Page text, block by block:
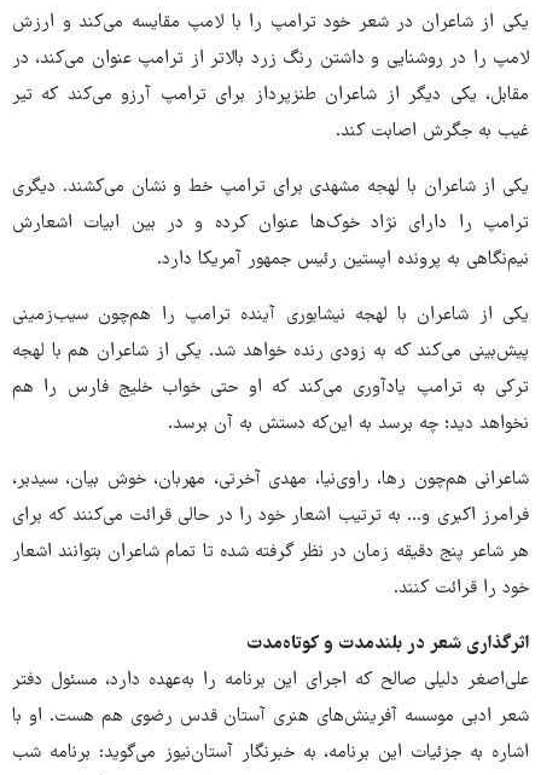
یکی از شاعران در شعر خود ترامپ را با لامپ مقایسه می‌کند و ارزش
لامپ را در روشنایی و داشتن رنگ زرد بالاتر از ترامپ عنوان می‌کند، در
مقابل، یکی دیگر از شاعران طنزپرداز برای ترامپ آرزو می‌کند که تیر
غیب به جگرش اصابت کند.
یکی از شاعران با لهجه مشهدی برای ترامپ خط و نشان می‌کشند. دیگری
ترامپ را دارای نژاد خوک‌ها عنوان کرده و در بین ابیات اشعارش
نیم‌نگاهی به پرونده اپستین رئیس جمهور آمریکا دارد.
یکی از شاعران با لهجه نیشابوری آینده ترامپ را هم‌چون سیب‌زمینی
پیش‌بینی می‌کند که به زودی رنده خواهد شد. یکی از شاعران هم با لهجه
ترکی به ترامپ یادآوری می‌کند که او حتی خواب خلیج فارس را هم
نخواهد دید؛ چه برسد به این‌که دستش به آن برسد.
شاعرانی هم‌چون رها، راوی‌نیا، مهدی آخرتی، مهربان، خوش بیان، سیدبر،
فرامرز اکبری و... به ترتیب اشعار خود را در حالی قرائت می‌کنند که برای
هر شاعر پنج دقیقه زمان در نظر گرفته شده تا تمام شاعران بتوانند اشعار
خود را قرائت کنند.
اثرگذاری شعر در بلندمدت و کوتاه‌مدت
علی‌اصغر دلیلی صالح که اجرای این برنامه را به‌عهده دارد، مسئول دفتر
شعر ادبی موسسه آفرینش‌های هنری آستان قدس رضوی هم هست. او با
اشاره به جزئیات این برنامه، به خبرنگار آستان‌نیوز می‌گوید: برنامه شب